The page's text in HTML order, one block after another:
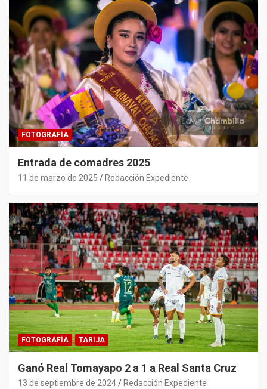
FOTOGRAFÍA
Entrada de comadres 2025
11 de marzo de 2025 Redacción Expediente
FOTOGRAFÍA TARIJA
Ganó Real Tomayapo 2 a 1 a Real Santa Cruz
13 de septiembre de 2024 Redacción Expediente